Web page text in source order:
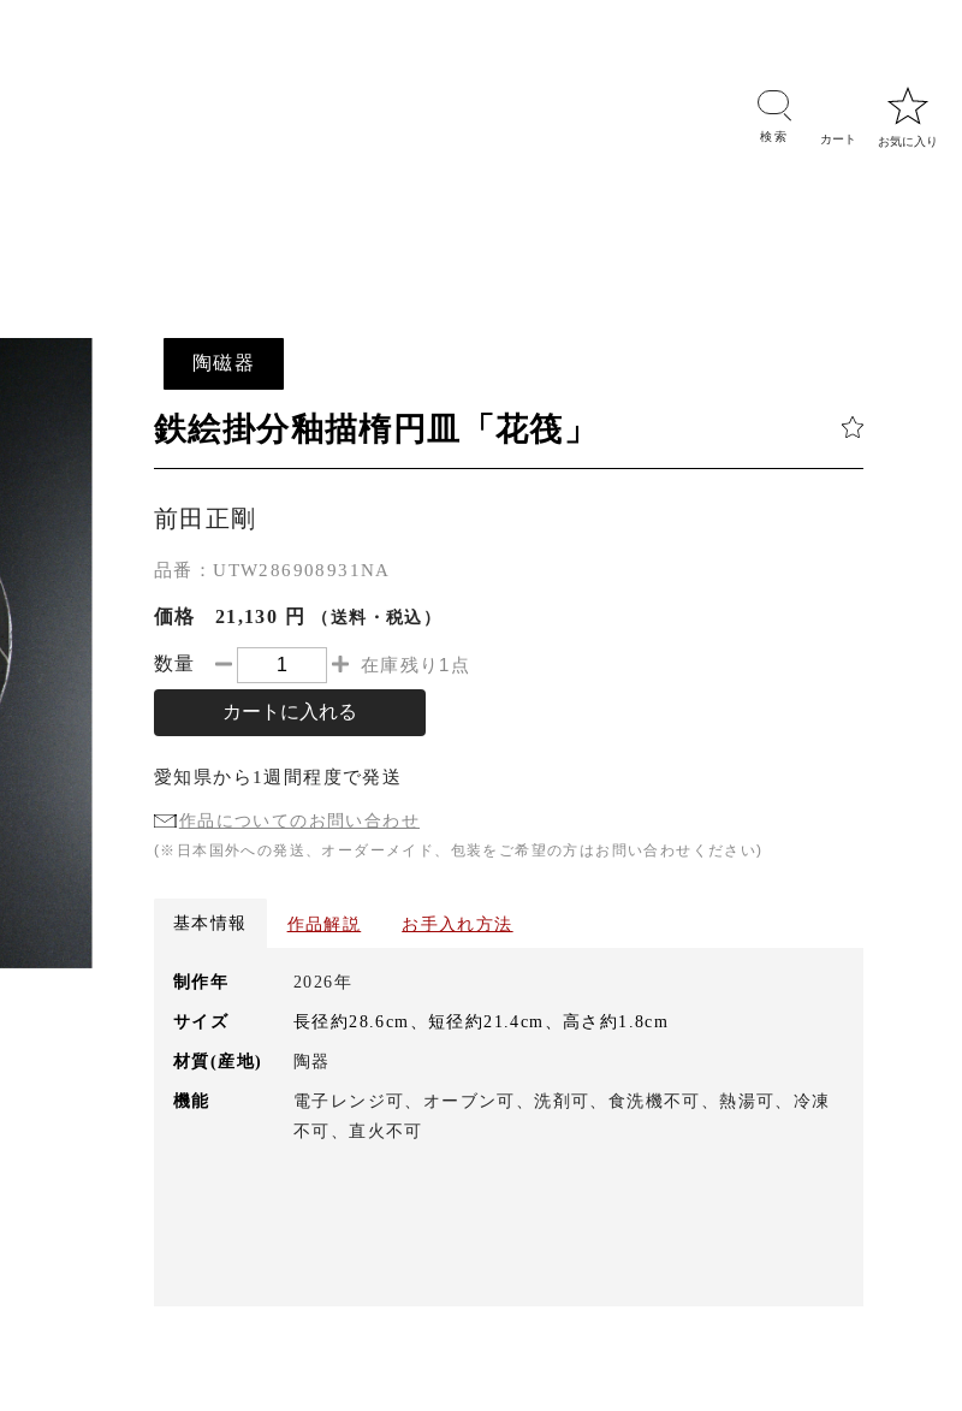
陶磁器
鉄絵掛分釉描楕円皿「花筏」
前田正剛
品番：UTW286908931NA
価格 21,130 円 （送料・税込）
数量 在庫残り1点
カートに入れる
愛知県から 1週間程度で発送
作品についてのお問い合わせ
(※日本国外への発送、オーダーメイド、包装をご希望の方はお問い合わせください)
基本情報 作品解説 お手入れ方法
制作年 2026年
サイズ 長径約28.6cm、短径約21.4cm、高さ約1.8cm
材質(産地) 陶器
機能
電子レンジ可、オーブン可、洗剤可、食洗機不可、熱湯可、冷凍
不可、直火不可